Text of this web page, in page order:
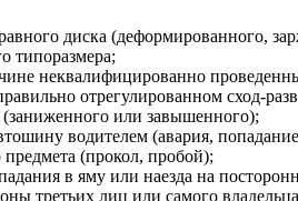
диска (деформированного,
типоразмера;
неквалифицированно
отрегулированном сход-
или завышенного);
водителем (авария,
(прокол, пробой);
в яму или наезда на
третьих лиц или самого